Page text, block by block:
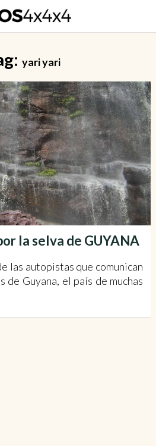
yari yari
la selva de GUYANA
las autopistas que comunican
Guyana, el país de muchas